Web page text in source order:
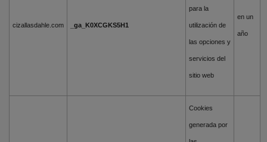
cizallasdahle.com _ga_K0XCGKS5H1
para la
utilización de
las opciones y
servicios del
sitio web
en un
año
Cookies
generada por